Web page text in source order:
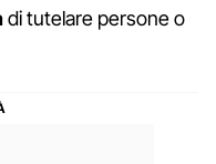
di tutelare persone o